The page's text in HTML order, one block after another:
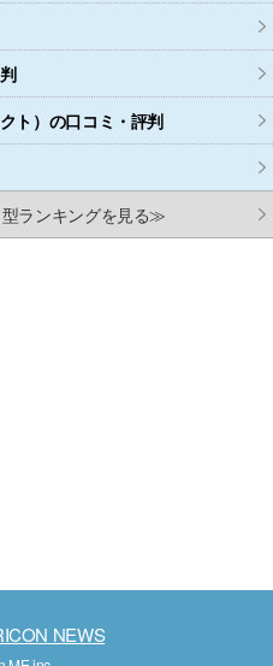
ト） の口コミ・評判
ランキングを見る≫
NEWS